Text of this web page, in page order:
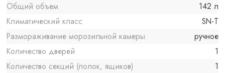
Общий объем
142 л
Климатический класс
SN-T
Размораживание морозильной камеры
ручное
Количество дверей
1
Количество секций (полок, ящиков)
1